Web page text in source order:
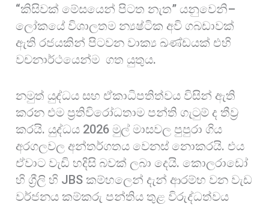
“කිසිවක් මේසයෙන් පිටත නැත” යනුවෙනි–
ලෝකයේ විශාලතම න්‍යෂ්ටික අවි ගබඩාවක්
ඇති රජයකින් පිටවන වාක්‍ය ඛණ්ඩයක් එහි
වචනාර්ථයෙන්ම ගත යුතුය.
නමුත් යුද්ධය සහ ඒකාධිපතිත්වය විසින් ඇති
කරන එම ප්‍රතිවිරෝධතාම පන්ති ගැටුම් ද තීව්‍ර
කරයි. යුද්ධය 2026 මුල් මාසවල පුපුරා ගිය
අරගලවල අන්තර්ගතය වෙනස් නොකරයි. එය
ඒවාට වැඩි හදිසි බවක් ලබා දෙයි. කොලරාඩෝ
හි ග්‍රීලි හි JBS කම්හලෙන් දැන් ආරම්භ වන වැඩ
වර්ජනය කම්කරු පන්තිය තුළ විරුද්ධත්වය